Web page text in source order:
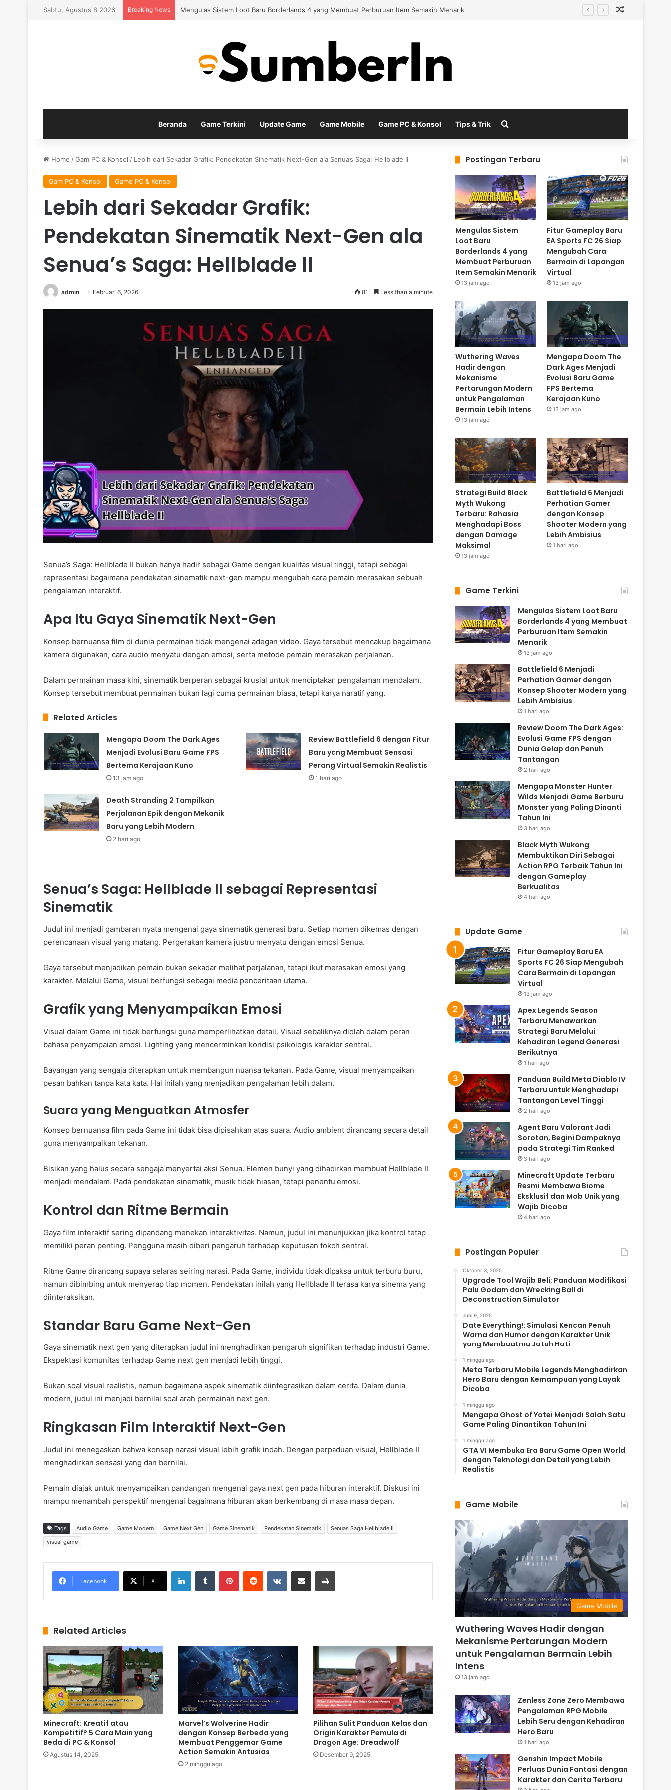
Sabtu, Agustus 8 2026 Breaking News Fitur Gameplay Baru EA Sports FC 26 Siap Mengubah Cara Bermain di Lapangan Virtual
Beranda Game Terkini Update Game Game Mobile Game PC & Konsol Tips & Trik
Home /Gam PC & Konsol / Lebih dari Sekadar Grafik: Pendekatan Sinematik Next-Gen ala Senua’s Saga: Hellblade II
Gam PC & Konsol Game PC & Konsol
Lebih dari Sekadar Grafik:
Pendekatan Sinematik Next-Gen ala
Senua’s Saga: Hellblade II
admin Februari 6, 2026 81 Less than a minute
Senua’s Saga: Hellblade II bukan hanya hadir sebagai Game dengan kualitas visual tinggi, tetapi sebagai
representasi bagaimana pendekatan sinematik next-gen mampu mengubah cara pemain merasakan sebuah
pengalaman interaktif.
Apa Itu Gaya Sinematik Next-Gen
Konsep bernuansa film di dunia permainan tidak mengenai adegan video. Gaya tersebut mencakup bagaimana
kamera digunakan, cara audio menyatu dengan emosi, serta metode pemain merasakan perjalanan.
Dalam permainan masa kini, sinematik berperan sebagai krusial untuk menciptakan pengalaman mendalam.
Konsep tersebut membuat permainan bukan lagi cuma permainan biasa, tetapi karya naratif yang.
Related Articles
Mengapa Doom The Dark Ages
Menjadi Evolusi Baru Game FPS
Bertema Kerajaan Kuno
13 jam ago
Review Battlefield 6 dengan Fitur
Baru yang Membuat Sensasi
Perang Virtual Semakin Realistis
1 hari ago
Death Stranding 2 Tampilkan
Perjalanan Epik dengan Mekanik
Baru yang Lebih Modern
2 hari ago
Senua’s Saga: Hellblade II sebagai Representasi
Sinematik
Judul ini menjadi gambaran nyata mengenai gaya sinematik generasi baru. Setiap momen dikemas dengan
perencanaan visual yang matang. Pergerakan kamera justru menyatu dengan emosi Senua.
Gaya tersebut menjadikan pemain bukan sekadar melihat perjalanan, tetapi ikut merasakan emosi yang
karakter. Melalui Game, visual berfungsi sebagai media penceritaan utama.
Grafik yang Menyampaikan Emosi
Visual dalam Game ini tidak berfungsi guna memperlihatkan detail. Visual sebaliknya diolah dalam peran
bahasa penyampaian emosi. Lighting yang mencerminkan kondisi psikologis karakter sentral.
Bayangan yang sengaja diterapkan untuk membangun nuansa tekanan. Pada Game, visual menyampaikan
pesan bahkan tanpa kata kata. Hal inilah yang menjadikan pengalaman lebih dalam.
Suara yang Menguatkan Atmosfer
Konsep bernuansa film pada Game ini tidak bisa dipisahkan atas suara. Audio ambient dirancang secara detail
guna menyampaikan tekanan.
Bisikan yang halus secara sengaja menyertai aksi Senua. Elemen bunyi yang dihadirkan membuat Hellblade II
menjadi mendalam. Pada pendekatan sinematik, musik tidak hiasan, tetapi penentu emosi.
Kontrol dan Ritme Bermain
Gaya film interaktif sering dipandang menekan interaktivitas. Namun, judul ini menunjukkan jika kontrol tetap
memiliki peran penting. Pengguna masih diberi pengaruh terhadap keputusan tokoh sentral.
Ritme Game dirancang supaya selaras seiring narasi. Pada Game, individu tidak dipaksa untuk terburu buru,
namun dibimbing untuk menyerap tiap momen. Pendekatan inilah yang Hellblade II terasa karya sinema yang
diinteraksikan.
Standar Baru Game Next-Gen
Gaya sinematik next gen yang diterapkan judul ini menghadirkan pengaruh signifikan terhadap industri Game.
Ekspektasi komunitas terhadap Game next gen menjadi lebih tinggi.
Bukan soal visual realistis, namun bagaimana aspek sinematik diintegrasikan dalam cerita. Dalam dunia
modern, judul ini menjadi bernilai soal arah permainan next gen.
Ringkasan Film Interaktif Next-Gen
Judul ini menegaskan bahwa konsep narasi visual lebih grafik indah. Dengan perpaduan visual, Hellblade II
menghadirkan sensasi yang dan bernilai.
Pemain diajak untuk menyampaikan pandangan mengenai gaya next gen pada hiburan interaktif. Diskusi ini
mampu menambah perspektif mengenai bagaimana hiburan akan berkembang di masa masa depan.
Tags Audio Game Game Modern Game Next Gen Game Sinematik Pendekatan Sinematik
Senuas Saga Hellblade Ii
visual game
Facebook X
Related Articles
Minecraft: Kreatif atau
Kompetitif? 5 Cara Main yang
Beda di PC & Konsol
Agustus 14, 2025
Marvel’s Wolverine Hadir
dengan Konsep Berbeda yang
Membuat Penggemar Game
Action Semakin Antusias
2 minggu ago
Pilihan Sulit Panduan Kelas dan
Origin Karakter Pemula di
Dragon Age: Dreadwolf
Desember 9, 2025
Postingan Terbaru
Mengulas Sistem
Loot Baru
Borderlands 4 yang
Membuat Perburuan
Item Semakin Menarik
13 jam ago
Fitur Gameplay Baru
EA Sports FC 26 Siap
Mengubah Cara
Bermain di Lapangan
Virtual
13 jam ago
Wuthering Waves
Hadir dengan
Mekanisme
Pertarungan Modern
untuk Pengalaman
Bermain Lebih Intens
13 jam ago
Mengapa Doom The
Dark Ages Menjadi
Evolusi Baru Game
FPS Bertema
Kerajaan Kuno
13 jam ago
Strategi Build Black
Myth Wukong
Terbaru: Rahasia
Menghadapi Boss
dengan Damage
Maksimal
13 jam ago
Battlefield 6 Menjadi
Perhatian Gamer
dengan Konsep
Shooter Modern yang
Lebih Ambisius
1 hari ago
Game Terkini
Mengulas Sistem Loot Baru
Borderlands 4 yang Membuat
Perburuan Item Semakin
Menarik
13 jam ago
Battlefield 6 Menjadi
Perhatian Gamer dengan
Konsep Shooter Modern yang
Lebih Ambisius
1 hari ago
Review Doom The Dark Ages:
Evolusi Game FPS dengan
Dunia Gelap dan Penuh
Tantangan
2 hari ago
Mengapa Monster Hunter
Wilds Menjadi Game Berburu
Monster yang Paling Dinanti
Tahun Ini
3 hari ago
Black Myth Wukong
Membuktikan Diri Sebagai
Action RPG Terbaik Tahun Ini
dengan Gameplay
Berkualitas
4 hari ago
Update Game
Fitur Gameplay Baru EA
Sports FC 26 Siap Mengubah
Cara Bermain di Lapangan
Virtual
13 jam ago
Apex Legends Season
Terbaru Menawarkan
Strategi Baru Melalui
Kehadiran Legend Generasi
Berikutnya
1 hari ago
Panduan Build Meta Diablo IV
Terbaru untuk Menghadapi
Tantangan Level Tinggi
2 hari ago
Agent Baru Valorant Jadi
Sorotan, Begini Dampaknya
pada Strategi Tim Ranked
3 hari ago
Minecraft Update Terbaru
Resmi Membawa Biome
Eksklusif dan Mob Unik yang
Wajib Dicoba
4 hari ago
Postingan Populer
Oktober 3, 2025
Upgrade Tool Wajib Beli: Panduan Modifikasi
Palu Godam dan Wrecking Ball di
Deconstruction Simulator
Juni 9, 2025
Date Everything!: Simulasi Kencan Penuh
Warna dan Humor dengan Karakter Unik
yang Membuatmu Jatuh Hati
1 minggu ago
Meta Terbaru Mobile Legends Menghadirkan
Hero Baru dengan Kemampuan yang Layak
Dicoba
1 minggu ago
Mengapa Ghost of Yotei Menjadi Salah Satu
Game Paling Dinantikan Tahun Ini
1 minggu ago
GTA VI Membuka Era Baru Game Open World
dengan Teknologi dan Detail yang Lebih
Realistis
Game Mobile
Game Mobile
Wuthering Waves Hadir dengan
Mekanisme Pertarungan Modern
untuk Pengalaman Bermain Lebih
Intens
13 jam ago
Zenless Zone Zero Membawa
Pengalaman RPG Mobile
Lebih Seru dengan Kehadiran
Hero Baru
1 hari ago
Genshin Impact Mobile
Perluas Dunia Fantasi dengan
Karakter dan Cerita Terbaru